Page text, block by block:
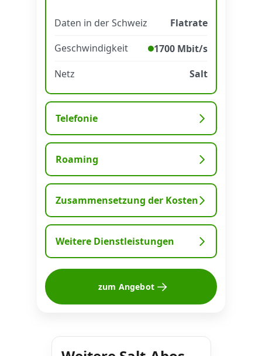
Datenschutz AGB ·Impressum
Daten in der Schweiz
Flatrate
Geschwindigkeit
1700 Mbit/s
Netz
Salt
Telefonie
Roaming
Zusammensetzung der Kosten
Weitere Dienstleistungen
zum Angebot